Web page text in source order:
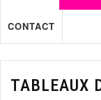
CONTACT
TABLEAUX